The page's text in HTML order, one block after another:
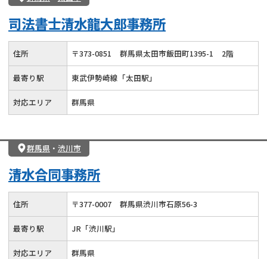
司法書士清水龍大郎事務所
住所 〒373-0851 群馬県太田市飯田町1395-1 2階
最寄り駅 東武伊勢崎線「太田駅」
対応エリア 群馬県
群馬県 ・ 渋川市
清水合同事務所
住所 〒377-0007 群馬県渋川市石原56-3
最寄り駅 JR「渋川駅」
対応エリア 群馬県